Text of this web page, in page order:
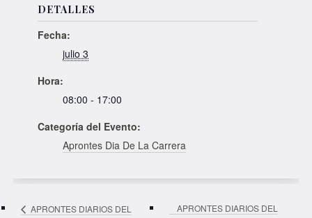
DETALLES
Fecha:
julio 3
Hora:
08:00 - 17:00
Categoría del Evento:
Aprontes Dia De La Carrera
APRONTES DIARIOS DEL
APRONTES DIARIOS DEL